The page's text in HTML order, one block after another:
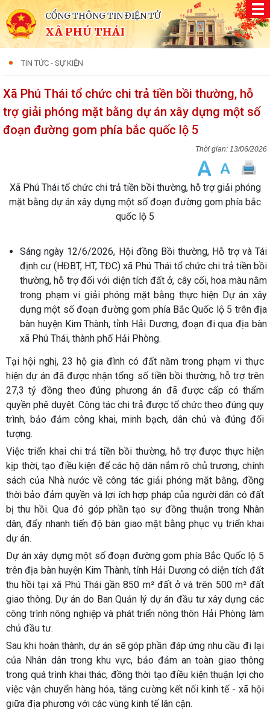
CỔNG THÔNG TIN ĐIỆN TỬ
XÃ PHÚ THÁI
TIN TỨC - SỰ KIỆN
Xã Phú Thái tổ chức chi trả tiền bồi thường, hỗ
trợ giải phóng mặt bằng dự án xây dựng một số
đoạn đường gom phía bắc quốc lộ 5
13/06/2026
Xã Phú Thái tổ chức chi trả tiền bồi thường, hỗ trợ giải phóng
mặt bằng dự án xây dựng một số đoạn đường gom phía bắc
quốc lộ 5
Sáng ngày 12/6/2026, Hội đồng Bồi thường, Hỗ trợ và Tái
định cư (HĐBT, HT, TĐC) xã Phú Thái tổ chức chi trả tiền bồi
thường, hỗ trợ đối với diện tích đất ở, cây cối, hoa màu nằm
trong phạm vi giải phóng mặt bằng thực hiện Dự án xây
dựng một số đoạn đường gom phía Bắc Quốc lộ 5 trên địa
bàn huyện Kim Thành, tỉnh Hải Dương, đoạn đi qua địa bàn
xã Phú Thái, thành phố Hải Phòng.
Tại hội nghị, 23 hộ gia đình có đất nằm trong phạm vi thực
hiện dự án đã được nhận tổng số tiền bồi thường, hỗ trợ trên
27,3 tỷ đồng theo đúng phương án đã được cấp có thẩm
quyền phê duyệt. Công tác chi trả được tổ chức theo đúng quy
trình, bảo đảm công khai, minh bạch, dân chủ và đúng đối
tượng.
Việc triển khai chi trả tiền bồi thường, hỗ trợ được thực hiện
kịp thời, tạo điều kiện để các hộ dân nắm rõ chủ trương, chính
sách của Nhà nước về công tác giải phóng mặt bằng, đồng
thời bảo đảm quyền và lợi ích hợp pháp của người dân có đất
bị thu hồi. Qua đó góp phần tạo sự đồng thuận trong Nhân
dân, đẩy nhanh tiến độ bàn giao mặt bằng phục vụ triển khai
dự án.
Dự án xây dựng một số đoạn đường gom phía Bắc Quốc lộ 5
trên địa bàn huyện Kim Thành, tỉnh Hải Dương có diện tích đất
thu hồi tại xã Phú Thái gần 850 m² đất ở và trên 500 m² đất
giao thông. Dự án do Ban Quản lý dự án đầu tư xây dựng các
công trình nông nghiệp và phát triển nông thôn Hải Phòng làm
chủ đầu tư.
Sau khi hoàn thành, dự án sẽ góp phần đáp ứng nhu cầu đi lại
của Nhân dân trong khu vực, bảo đảm an toàn giao thông
trong quá trình khai thác, đồng thời tạo điều kiện thuận lợi cho
việc vận chuyển hàng hóa, tăng cường kết nối kinh tế - xã hội
giữa địa phương với các vùng kinh tế lân cận.